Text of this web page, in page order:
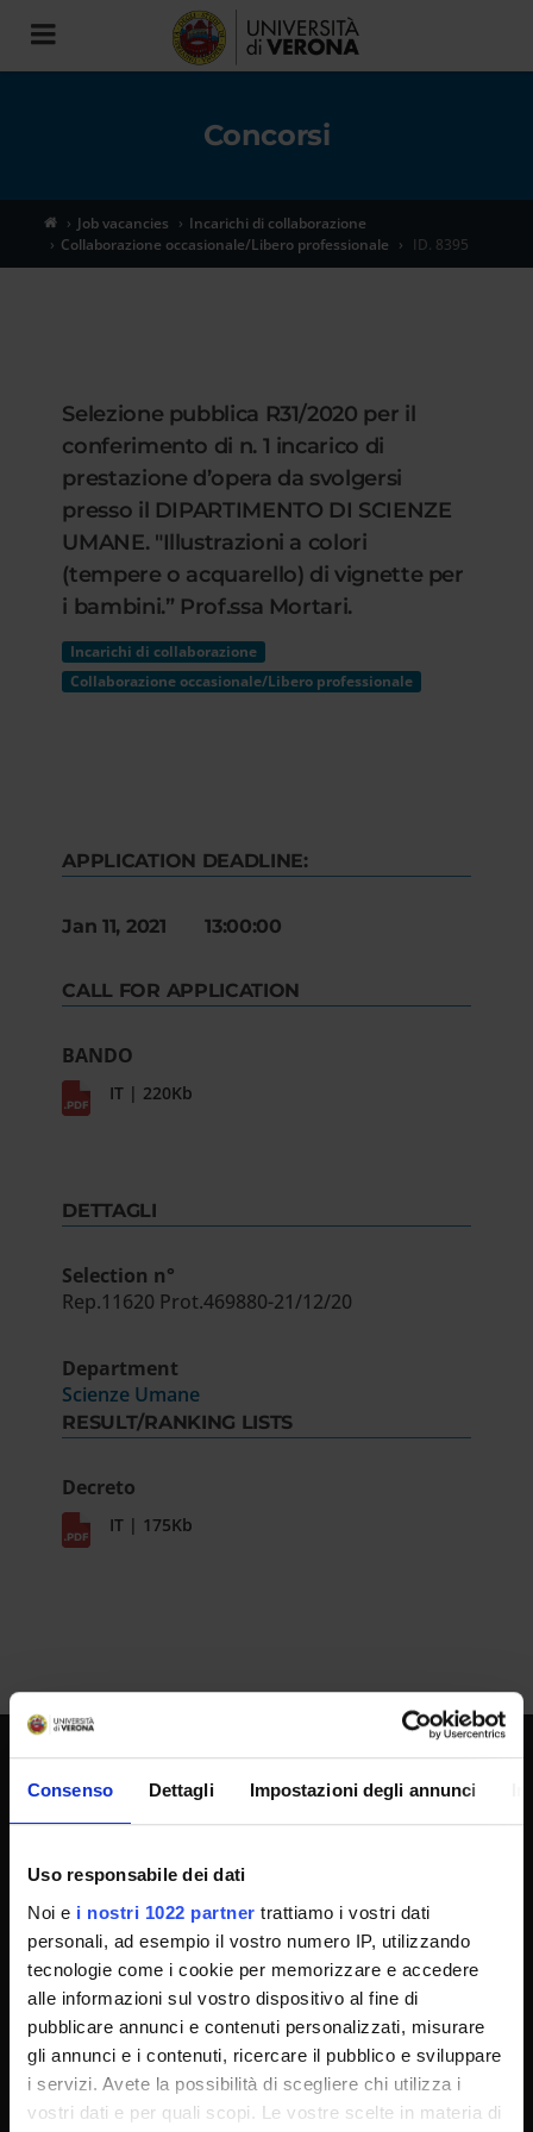
Consenso Dettagli Impostazioni degli annunci
Uso responsabile dei dati
Noi e i nostri 1022 partner trattiamo i vostri dati
personali, ad esempio il vostro numero IP, utilizzando
tecnologie come i cookie per memorizzare e accedere
alle informazioni sul vostro dispositivo al fine di
pubblicare annunci e contenuti personalizzati, misurare
gli annunci e i contenuti, ricercare il pubblico e sviluppare
i servizi. Avete la possibilità di scegliere chi utilizza i
vostri dati e per quali scopi. Le vostre scelte in materia di
Toggle
navigation
Concorsi
Job vacancies
Incarichi di collaborazione
Collaborazione occasionale/Libero professionale
ID. 8395
Selezione pubblica R31/2020 per il
conferimento di n. 1 incarico di
prestazione d’opera da svolgersi
presso il DIPARTIMENTO DI SCIENZE
UMANE. "Illustrazioni a colori
(tempere o acquarello) di vignette per
i bambini.” Prof.ssa Mortari.
Incarichi di collaborazione
Collaborazione occasionale/Libero professionale
APPLICATION DEADLINE:
Jan 11, 2021 13:00:00
CALL FOR APPLICATION
BANDO
IT | 220Kb
DETTAGLI
Selection n°
Rep.11620 Prot.469880-21/12/20
Department
Scienze Umane
RESULT/RANKING LISTS
Decreto
IT | 175Kb
UNIVERSITY SERVICES
Transparency
Official University Register
Procurement
Notifications
Privacy policy